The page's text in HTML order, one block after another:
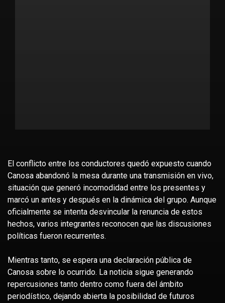
El conflicto entre los conductores quedó expuesto cuando
Canosa abandonó la mesa durante una transmisión en vivo,
situación que generó incomodidad entre los presentes y
marcó un antes y después en la dinámica del grupo. Aunque
oficialmente se intenta desvincular la renuncia de estos
hechos, varios integrantes reconocen que las discusiones
políticas fueron recurrentes.
Mientras tanto, se espera una declaración pública de
Canosa sobre lo ocurrido. La noticia sigue generando
repercusiones tanto dentro como fuera del ámbito
periodístico, dejando abierta la posibilidad de futuros